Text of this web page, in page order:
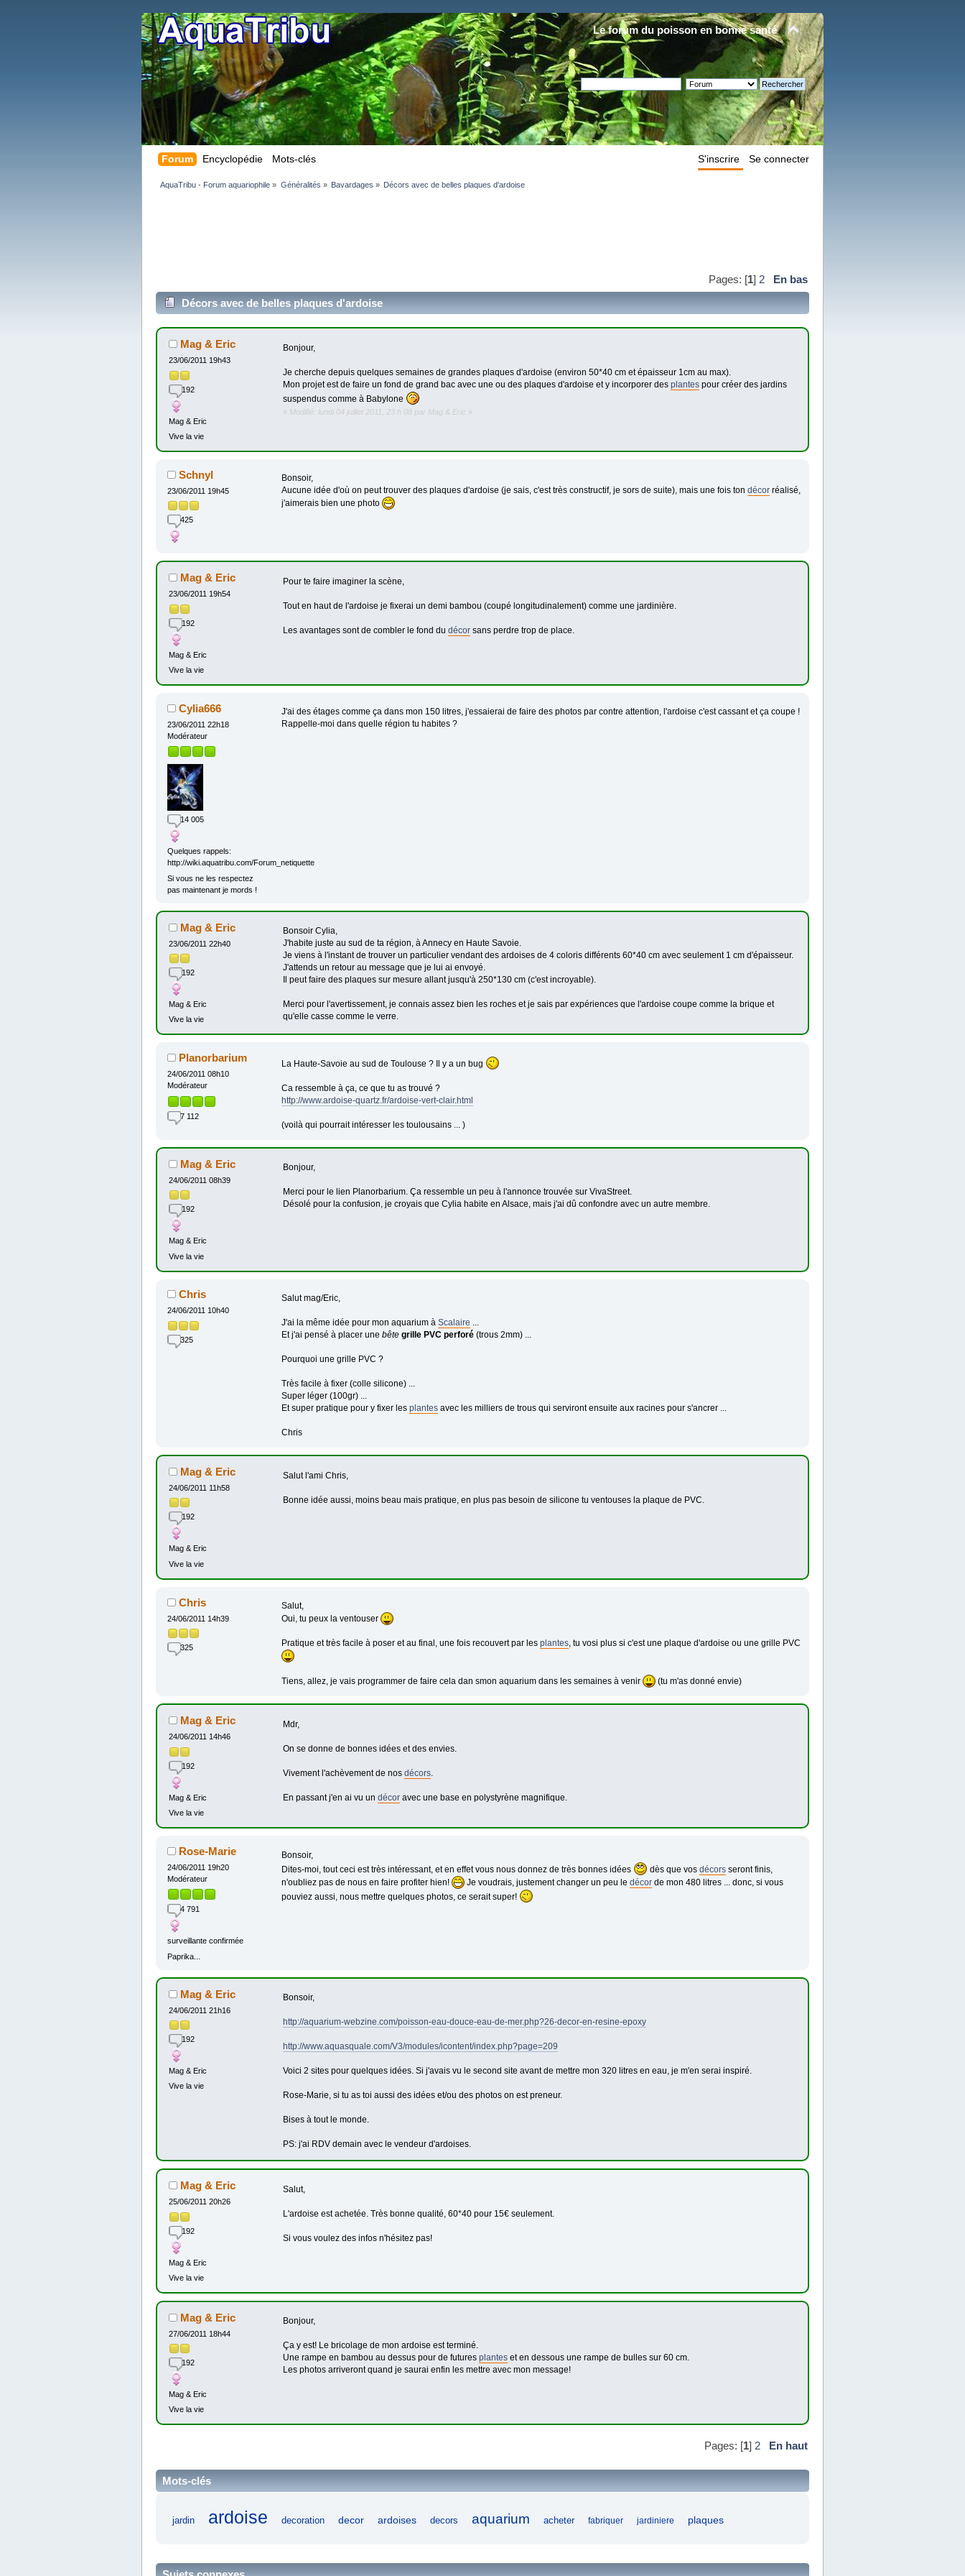
Le forum du poisson en bonne santé
Forum Encyclopédie Mots-clés Se connecter
S'inscrire
AquaTribu - Forum aquariophile » Généralités » Bavardages » Décors avec de belles plaques d'ardoise
Pages: [1] 2 En bas
Décors avec de belles plaques d'ardoise
Mag & Eric
23/06/2011 19h43
192
Mag & Eric
Vive la vie
Bonjour,
Je cherche depuis quelques semaines de grandes plaques d'ardoise (environ 50*40 cm et épaisseur 1cm au max).
Mon projet est de faire un fond de grand bac avec une ou des plaques d'ardoise et y incorporer des plantespour créer des jardins
suspendus comme à Babylone
« Modifié: lundi 04 juillet 2011, 23 h 08 par Mag & Eric »
Schnyl
23/06/2011 19h45
425
Bonsoir,
Aucune idée d'où on peut trouver des plaques d'ardoise (je sais, c'est très constructif, je sors de suite), mais une fois ton décorréalisé,
j'aimerais bien une photo
Mag & Eric
23/06/2011 19h54
192
Mag & Eric
Vive la vie
Pour te faire imaginer la scène,
Tout en haut de l'ardoise je fixerai un demi bambou (coupé longitudinalement) comme une jardinière.
Les avantages sont de combler le fond du décorsans perdre trop de place.
Cylia666
23/06/2011 22h18
Modérateur
14 005
Quelques rappels:
http://wiki.aquatribu.com/Forum_netiquette
Si vous ne les respectez
pas maintenant je mords !
J'ai des étages comme ça dans mon 150 litres, j'essaierai de faire des photos par contre attention, l'ardoise c'est cassant et ça coupe !
Rappelle-moi dans quelle région tu habites ?
Mag & Eric
23/06/2011 22h40
192
Mag & Eric
Vive la vie
Bonsoir Cylia,
J'habite juste au sud de ta région, à Annecy en Haute Savoie.
Je viens à l'instant de trouver un particulier vendant des ardoises de 4 coloris différents 60*40 cm avec seulement 1 cm d'épaisseur.
J'attends un retour au message que je lui ai envoyé.
Il peut faire des plaques sur mesure allant jusqu'à 250*130 cm (c'est incroyable).
Merci pour l'avertissement, je connais assez bien les roches et je sais par expériences que l'ardoise coupe comme la brique et
qu'elle casse comme le verre.
Planorbarium
24/06/2011 08h10
Modérateur
7 112
La Haute-Savoie au sud de Toulouse ? Il y a un bug
Ca ressemble à ça, ce que tu as trouvé ?
http://www.ardoise-quartz.fr/ardoise-vert-clair.html
(voilà qui pourrait intéresser les toulousains ... )
Mag & Eric
24/06/2011 08h39
192
Mag & Eric
Vive la vie
Bonjour,
Merci pour le lien Planorbarium. Ça ressemble un peu à l'annonce trouvée sur VivaStreet.
Désolé pour la confusion, je croyais que Cylia habite en Alsace, mais j'ai dû confondre avec un autre membre.
Chris
24/06/2011 10h40
325
Salut mag/Eric,
J'ai la même idée pour mon aquarium à Scalaire ...
Et j'ai pensé à placer une bête grille PVC perforé (trous 2mm) ...
Pourquoi une grille PVC ?
Très facile à fixer (colle silicone) ...
Super léger (100gr) ...
Et super pratique pour y fixer les plantesavec les milliers de trous qui serviront ensuite aux racines pour s'ancrer ...
Chris
Mag & Eric
24/06/2011 11h58
192
Mag & Eric
Vive la vie
Salut l'ami Chris,
Bonne idée aussi, moins beau mais pratique, en plus pas besoin de silicone tu ventouses la plaque de PVC.
Chris
24/06/2011 14h39
325
Salut,
Oui, tu peux la ventouser
Pratique et très facile à poser et au final, une fois recouvert par les plantes, tu vosi plus si c'est une plaque d'ardoise ou une grille PVC
Tiens, allez, je vais programmer de faire cela dan smon aquarium dans les semaines à venir (tu m'as donné envie)
Mag & Eric
24/06/2011 14h46
192
Mag & Eric
Vive la vie
Mdr,
On se donne de bonnes idées et des envies.
Vivement l'achèvement de nos décors.
En passant j'en ai vu un décoravec une base en polystyrène magnifique.
Rose-Marie
24/06/2011 19h20
Modérateur
4 791
surveillante confirmée
Paprika...
Bonsoir,
Dites-moi, tout ceci est très intéressant, et en effet vous nous donnez de très bonnes idées
dès que vos décorsseront finis,
n'oubliez pas de nous en faire profiter hien!
Je voudrais, justement changer un peu le décorde mon 480 litres ... donc, si vous
pouviez aussi, nous mettre quelques photos, ce serait super!
Mag & Eric
24/06/2011 21h16
192
Mag & Eric
Vive la vie
Bonsoir,
http://aquarium-webzine.com/poisson-eau-douce-eau-de-mer.php?26-decor-en-resine-epoxy
http://www.aquasquale.com/V3/modules/icontent/index.php?page=209
Voici 2 sites pour quelques idées. Si j'avais vu le second site avant de mettre mon 320 litres en eau, je m'en serai inspiré.
Rose-Marie, si tu as toi aussi des idées et/ou des photos on est preneur.
Bises à tout le monde.
PS: j'ai RDV demain avec le vendeur d'ardoises.
Mag & Eric
25/06/2011 20h26
192
Mag & Eric
Vive la vie
Salut,
L'ardoise est achetée. Très bonne qualité, 60*40 pour 15€ seulement.
Si vous voulez des infos n'hésitez pas!
Mag & Eric
27/06/2011 18h44
192
Mag & Eric
Vive la vie
Bonjour,
Ça y est! Le bricolage de mon ardoise est terminé.
Une rampe en bambou au dessus pour de futures planteset en dessous une rampe de bulles sur 60 cm.
Les photos arriveront quand je saurai enfin les mettre avec mon message!
Pages: [1] 2 En haut
Mots-clés
jardin ardoise decoration decor ardoises decors aquarium acheter fabriquer jardiniere plaques